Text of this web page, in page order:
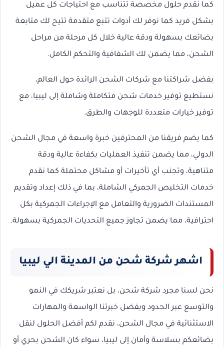
كما نقدم حلول مخصصة تتناسب مع احتياجات كل عميل
بشكل فريد كما نوفر لك أدوات تتبع متقدمة تتيح لك متابعة
بضائعك بسهولة ودقة عالية خلال كل مرحلة من مراحل
الشحن، مما يضمن لك الشفافية والتحكم الكامل.
بفضل شراكتنا مع شركات الشحن الرائدة حول العالم،
نستطيع توفير خدمات شحن متكاملة وشاملة إلى ليبيا، مع
توفير خيارات متعددة للوجهات والطرق.
كما يضم فريقنا من المحترفين خبرة واسعة في مجال الشحن
الدولي، مما يضمن تنفيذ العمليات بكفاءة عالية ودقة
متناهية، وتجنب أي تأخيرات أو مشاكل محتملة كما نقدم
خدمات التخليص الجمركي الشاملة، بما في ذلك إعداد وتقديم
المستندات الضرورية والتعامل مع الإجراءات الجمركية بكل
احترافية، مما يضمن تجاوز جميع التحديات الجمركية بسهولة.
اشهر شركة شحن من المدينة الي ليبيا
نحن لسنا مجرد شركة شحن، بل نعتبر شريكك في النمو
والتوسع عبر الحدود وبفضل خبرتنا الواسعة والمهارات
الاستثنائية في مجال الشحن، نقدم لكم أفضل الحلول لنقل
بضائعكم بسلاسة وأمان إلى ليبيا، سواء كان الشحن بحري أو